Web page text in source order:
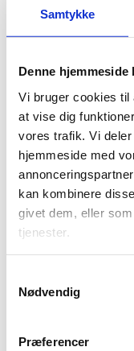
Samtykke
Denne
Vi bruger cookies til
at vise dig
vores trafik. Vi
hjemmeside med
kan kombinere
givet dem, eller
tjenester.
Nødvendig
Præferencer
og danske
indgår aktivt i
PET ser
havner i de
mulighederne for
økonomiske og
Danmark. Derfor
balance, hvor
arbejder så åbent
nødvendigt.
PET har i
virksomheder, for